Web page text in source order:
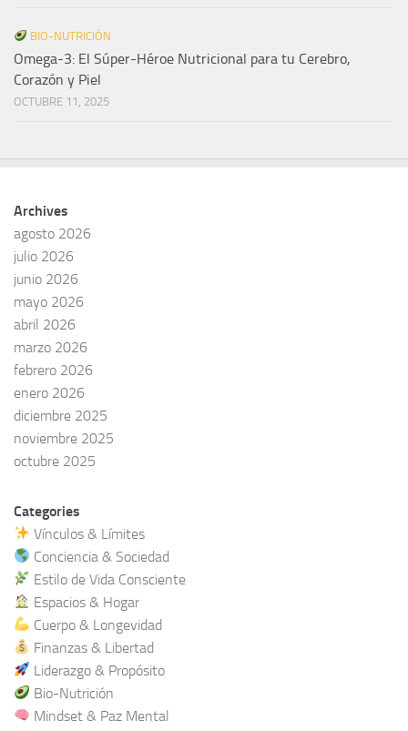
BIO-NUTRICIÓN
Omega-3: El Súper-Héroe Nutricional para tu Cerebro,
Corazón y Piel
OCTUBRE 11, 2025
Archives
agosto 2026
julio 2026
junio 2026
mayo 2026
abril 2026
marzo 2026
febrero 2026
enero 2026
diciembre 2025
noviembre 2025
octubre 2025
Categories
Vínculos & Límites
Conciencia & Sociedad
Estilo de Vida Consciente
Espacios & Hogar
Cuerpo & Longevidad
Finanzas & Libertad
Liderazgo & Propósito
Bio-Nutrición
Mindset & Paz Mental